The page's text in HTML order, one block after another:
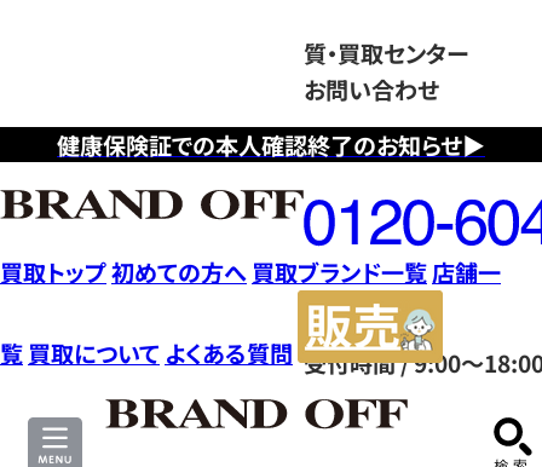
健康保険証での本人確認終了のお知らせ▶
質・買取センター
お問い合わせ
フ
リ
ー
ダ
イ
ヤ
ル
0120604117
受付時間 / 9:00～
買取トップ初めての方へ 買取ブランド一覧店舗一
覧 買取について よくある質問
サ